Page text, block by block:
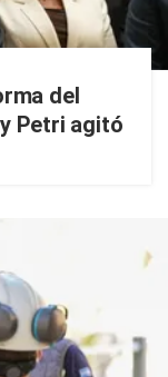
del
Petri agitó